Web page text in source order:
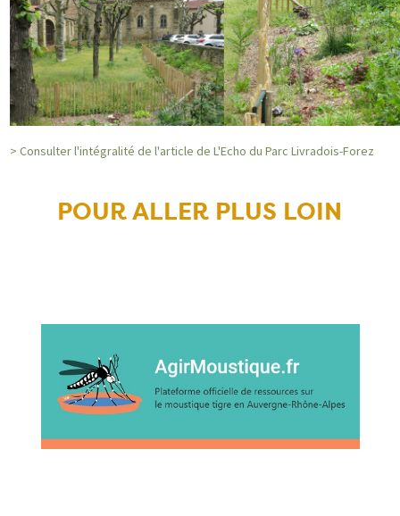
> Consulter l'intégralité de l'article de L'Echo du Parc Livradois-Forez
POUR ALLER PLUS LOIN